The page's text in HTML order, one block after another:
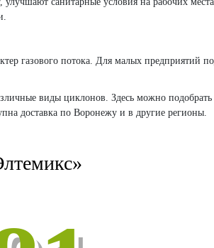
газового потока. Для малых предприятий
виды циклонов. Здесь можно
доставка по Воронежу и в другие регионы.